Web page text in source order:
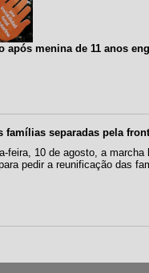
após menina de 11 anos
famílias separadas pela
feira, 10 de agosto, a marcha
pedir a reunificação das